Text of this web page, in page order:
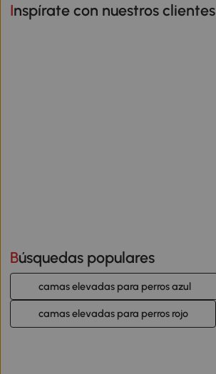
Inspírate con nuestros clientes
Búsquedas populares
camas elevadas para perros azul
camas elevadas para perros rojo